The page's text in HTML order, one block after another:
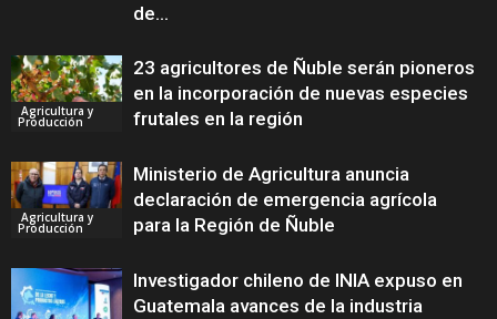
de...
Agricultura y
Producción
23 agricultores de Ñuble serán pioneros
en la incorporación de nuevas especies
frutales en la región
Agricultura y
Producción
Ministerio de Agricultura anuncia
declaración de emergencia agrícola
para la Región de Ñuble
Investigador chileno de INIA expuso en
Guatemala avances de la industria